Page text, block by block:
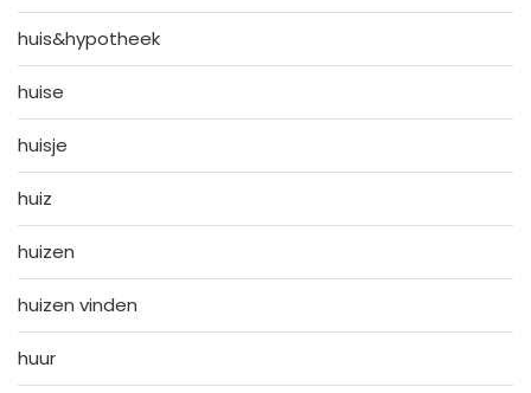
huis&hypotheek
huise
huisje
huiz
huizen
huizen vinden
huur